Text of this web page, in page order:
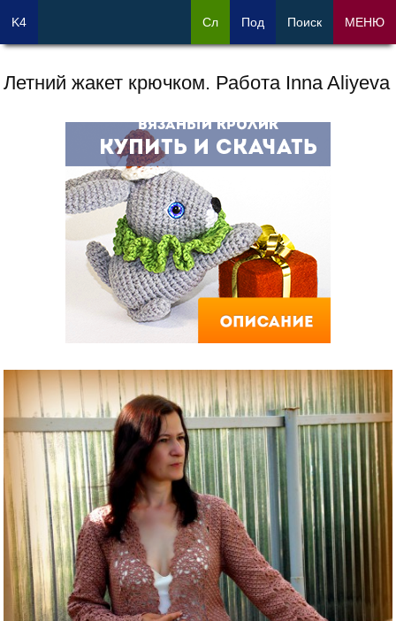
Летний жакет крючком. Работа Inna Aliyeva
K4 Сл Под Поиск МЕНЮ